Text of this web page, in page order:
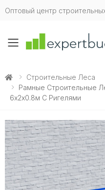
Оптовый центр
Toggle mobile
Строительные Леса
Рамные Строительные
6х2х0.8м С Ригелями